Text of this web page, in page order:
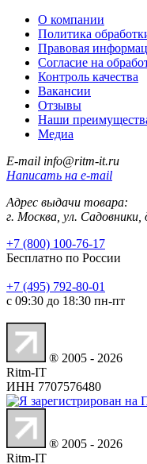
О компании
Политика
Правовая
Согласие на
Контроль качества
Вакансии
Отзывы
Наши
Медиа
E-mail info@ritm-it.ru
Написать на e-mail
Адрес выдачи товара:
г. Москва, ул. Садовники,
+7 (800) 100-76-17
Бесплатно по России
+7 (495) 792-80-01
с 09:30 до 18:30 пн-пт
® 2005 - 2026
Ritm-IT
ИНН 7707576480
® 2005 - 2026
Ritm-IT